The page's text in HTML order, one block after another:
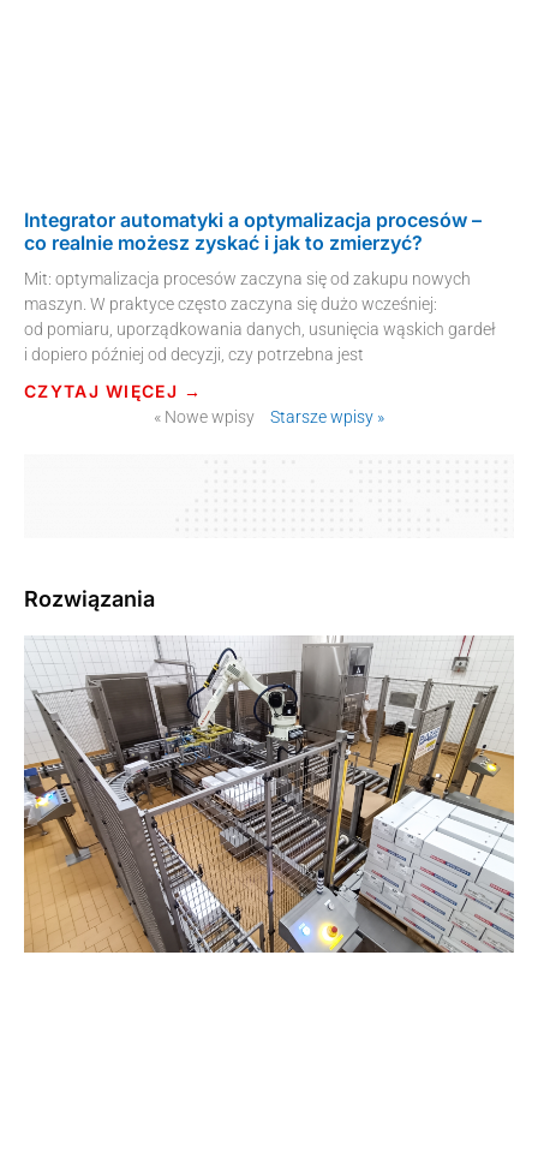
Integrator automatyki a optymalizacja procesów –
co realnie możesz zyskać i jak to zmierzyć?
Mit: optymalizacja procesów zaczyna się od zakupu nowych
maszyn. W praktyce często zaczyna się dużo wcześniej:
od pomiaru, uporządkowania danych, usunięcia wąskich gardeł
i dopiero później od decyzji, czy potrzebna jest
CZYTAJ WIĘCEJ →
« Nowe wpisy Starsze wpisy »
Rozwiązania